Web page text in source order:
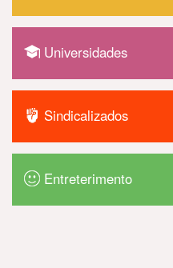
Universidades
Sindicalizados
Entreterimento